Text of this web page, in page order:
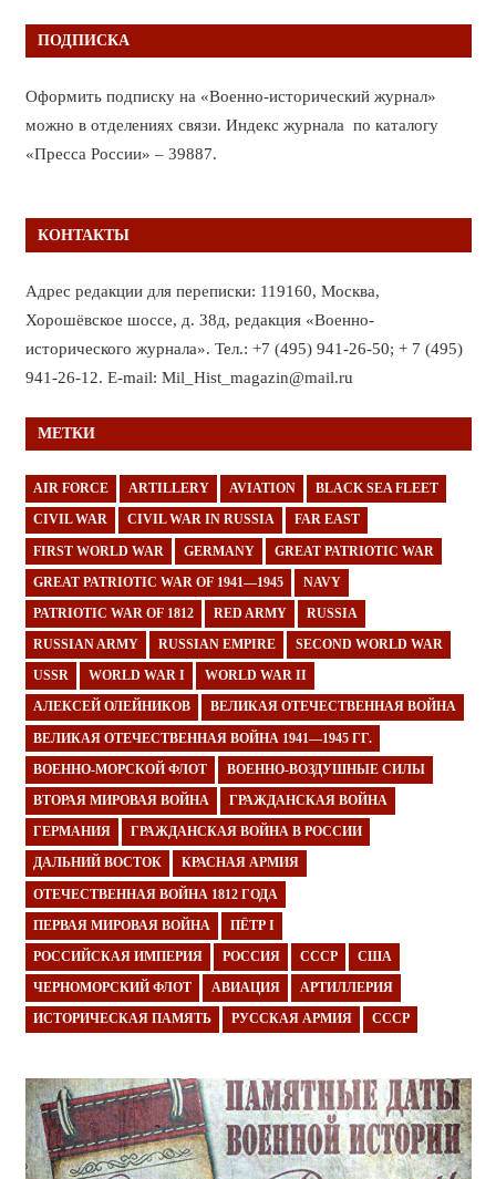
ПОДПИСКА
Оформить подписку на «Военно-исторический журнал»
можно в отделениях связи. Индекс журнала по каталогу
«Пресса России» – 39887.
КОНТАКТЫ
Адрес редакции для переписки: 119160, Москва,
Хорошёвское шоссе, д. 38д, редакция «Военно-
исторического журнала». Тел.: +7 (495) 941-26-50; + 7 (495)
941-26-12. E-mail: Mil_Hist_magazin@mail.ru
МЕТКИ
AIR FORCE ARTILLERY AVIATION BLACK SEA FLEET
CIVIL WAR CIVIL WAR IN RUSSIA FAR EAST
FIRST WORLD WAR GERMANY GREAT PATRIOTIC WAR
GREAT PATRIOTIC WAR OF 1941—1945 NAVY
PATRIOTIC WAR OF 1812 RED ARMY RUSSIA
RUSSIAN ARMY RUSSIAN EMPIRE SECOND WORLD WAR
USSR WORLD WAR I WORLD WAR II
АЛЕКСЕЙ ОЛЕЙНИКОВ ВЕЛИКАЯ ОТЕЧЕСТВЕННАЯ ВОЙНА
ВЕЛИКАЯ ОТЕЧЕСТВЕННАЯ ВОЙНА 1941—1945 ГГ.
ВОЕННО-МОРСКОЙ ФЛОТ ВОЕННО-ВОЗДУШНЫЕ СИЛЫ
ВТОРАЯ МИРОВАЯ ВОЙНА ГРАЖДАНСКАЯ ВОЙНА
ГЕРМАНИЯ ГРАЖДАНСКАЯ ВОЙНА В РОССИИ
ДАЛЬНИЙ ВОСТОК КРАСНАЯ АРМИЯ
ОТЕЧЕСТВЕННАЯ ВОЙНА 1812 ГОДА
ПЕРВАЯ МИРОВАЯ ВОЙНА ПЁТР I
РОССИЙСКАЯ ИМПЕРИЯ РОССИЯ СССР США
ЧЕРНОМОРСКИЙ ФЛОТ АВИАЦИЯ АРТИЛЛЕРИЯ
ИСТОРИЧЕСКАЯ ПАМЯТЬ РУССКАЯ АРМИЯ СССР